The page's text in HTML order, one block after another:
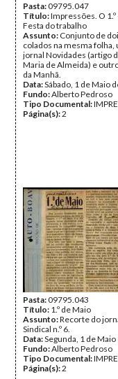
Pasta:09795.047
Título:Impressões. O
Festa do trabalho
Assunto: Conjunto de
colados na mesma folha,
jornal Novidades (artigo
Maria de Almeida) e
da Manhã.
Data:Sábado, 1 de Maio
Fundo:Alberto Pedroso
Tipo Documental:
Página(s):2
Pasta:09795.043
Título: 1.º de Maio
Assunto:Recorte do
Sindical n.º 6.
Data:Segunda, 1 de
Fundo:Alberto Pedroso
Tipo Documental:
Página(s):2